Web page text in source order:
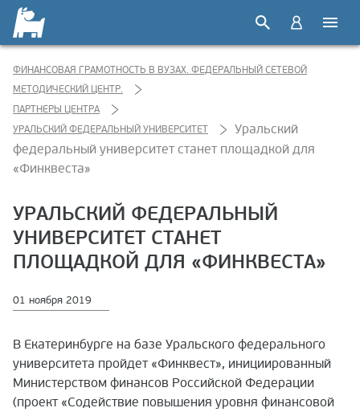
ФИНАНСОВАЯ ГРАМОТНОСТЬ В ВУЗАХ. ФЕДЕРАЛЬНЫЙ СЕТЕВОЙ
МЕТОДИЧЕСКИЙ ЦЕНТР.
ПАРТНЕРЫ ЦЕНТРА
УРАЛЬСКИЙ ФЕДЕРАЛЬНЫЙ УНИВЕРСИТЕТ
Уральский
федеральный университет станет площадкой для
«Финквеста»
УРАЛЬСКИЙ ФЕДЕРАЛЬНЫЙ
УНИВЕРСИТЕТ СТАНЕТ
ПЛОЩАДКОЙ ДЛЯ «ФИНКВЕСТА»
01 ноября 2019
В Екатеринбурге на базе Уральского федерального
университета пройдет «Финквест», инициированный
Министерством финансов Российской Федерации
(проект «Содействие повышения уровня финансовой